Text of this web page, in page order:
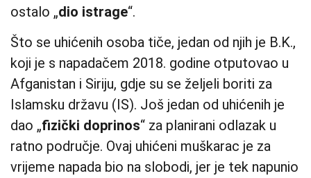
ostalo „dio istrage“.
Što se uhićenih osoba tiče, jedan od njih je B.K.,
koji je s napadačem 2018. godine otputovao u
Afganistan i Siriju, gdje su se željeli boriti za
Islamsku državu (IS). Još jedan od uhićenih je
dao „fizički doprinos“ za planirani odlazak u
ratno područje. Ovaj uhićeni muškarac je za
vrijeme napada bio na slobodi, jer je tek napunio